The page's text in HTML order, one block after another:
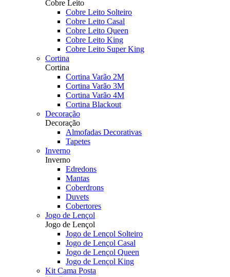
Cobre Leito
Cobre Leito Solteiro
Cobre Leito Casal
Cobre Leito Queen
Cobre Leito King
Cobre Leito Super King
Cortina
Cortina
Cortina Varão 2M
Cortina Varão 3M
Cortina Varão 4M
Cortina Blackout
Decoração
Decoração
Almofadas Decorativas
Tapetes
Inverno
Inverno
Edredons
Mantas
Coberdrons
Duvets
Cobertores
Jogo de Lençol
Jogo de Lençol
Jogo de Lençol Solteiro
Jogo de Lençol Casal
Jogo de Lençol Queen
Jogo de Lençol King
Kit Cama Posta